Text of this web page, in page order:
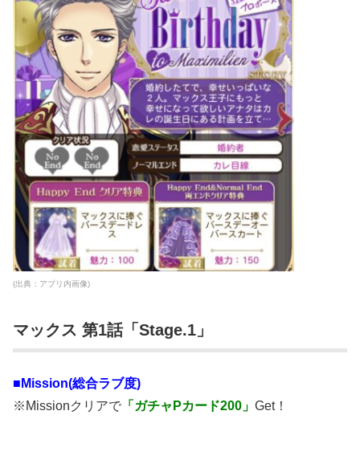
(出典：アプリ内画像)
マックス 第1話「Stage.1」
■Mission(総合ラブ度)
※Missionクリアで 「ガチャPカード200」 Get！